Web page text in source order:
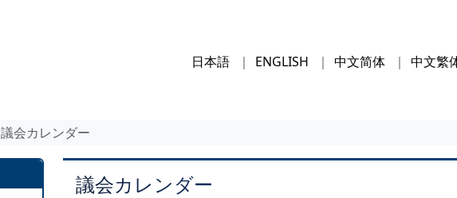
日本語 ENGLISH 中文简体 中文繁
議会カレンダー
議会カレンダー